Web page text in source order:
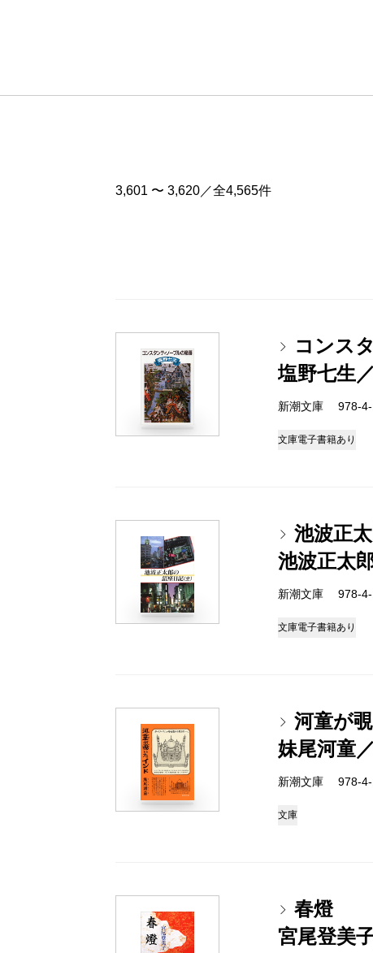
3,601 〜 3,620／全4,565件
コンス
塩野七生
新潮文庫 978-
文庫電子書籍あり
池波正
池波正太
新潮文庫 978-
文庫電子書籍あり
河童が
妹尾河童
新潮文庫 978-
文庫
春燈
宮尾登美